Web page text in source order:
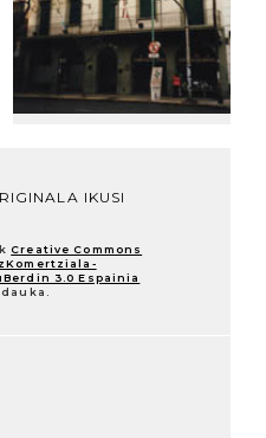
IKUSI
Creative Commons
3.0 Espainia